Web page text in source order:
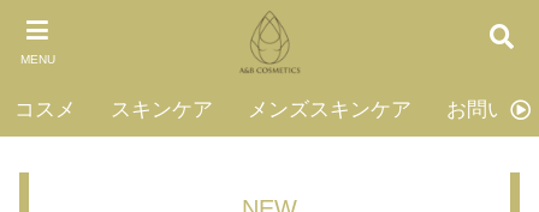
MENU
コスメ スキンケア メンズスキンケア お問い合